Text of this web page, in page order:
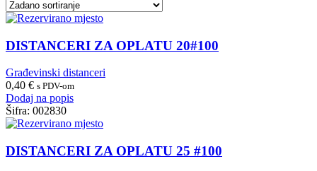
DISTANCERI ZA OPLATU 20#100
Građevinski distanceri
0,40 € s PDV-om
Dodaj na popis
Šifra: 002830
DISTANCERI ZA OPLATU 25 #100